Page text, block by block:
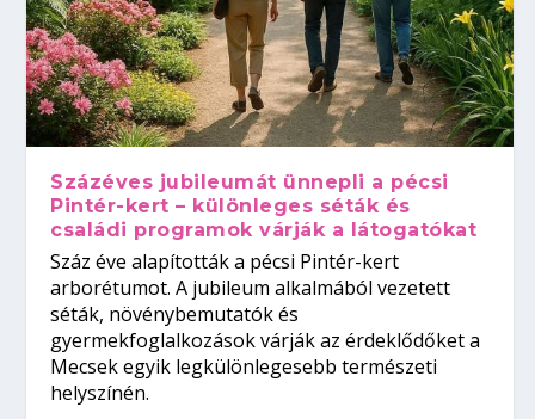
Százéves jubileumát ünnepli a pécsi
Pintér-kert – különleges séták és
családi programok várják a látogatókat
Száz éve alapították a pécsi Pintér-kert
arborétumot. A jubileum alkalmából vezetett
séták, növénybemutatók és
gyermekfoglalkozások várják az érdeklődőket a
Mecsek egyik legkülönlegesebb természeti
helyszínén.